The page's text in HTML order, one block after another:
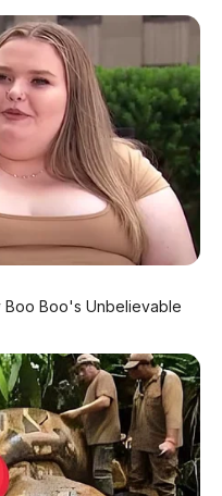
Otomotif
Listrik
Listrik
#SkutikHidrogen
#EmisiNol
Boo Boo's Unbelievable